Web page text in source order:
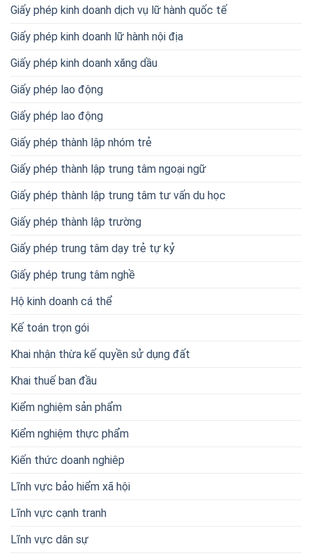
Giấy phép kinh doanh dịch vụ lữ hành quốc tế
Giấy phép kinh doanh lữ hành nội địa
Giấy phép kinh doanh xăng dầu
Giấy phép lao động
Giấy phép lao động
Giấy phép thành lập nhóm trẻ
Giấy phép thành lập trung tâm ngoại ngữ
Giấy phép thành lập trung tâm tư vấn du học
Giấy phép thành lập trường
Giấy phép trung tâm dạy trẻ tự kỷ
Giấy phép trung tâm nghề
Hộ kinh doanh cá thể
Kế toán trọn gói
Khai nhận thừa kế quyền sử dụng đất
Khai thuế ban đầu
Kiểm nghiệm sản phẩm
Kiểm nghiệm thực phẩm
Kiến thức doanh nghiêp
Lĩnh vực bảo hiểm xã hội
Lĩnh vực cạnh tranh
Lĩnh vực dân sự